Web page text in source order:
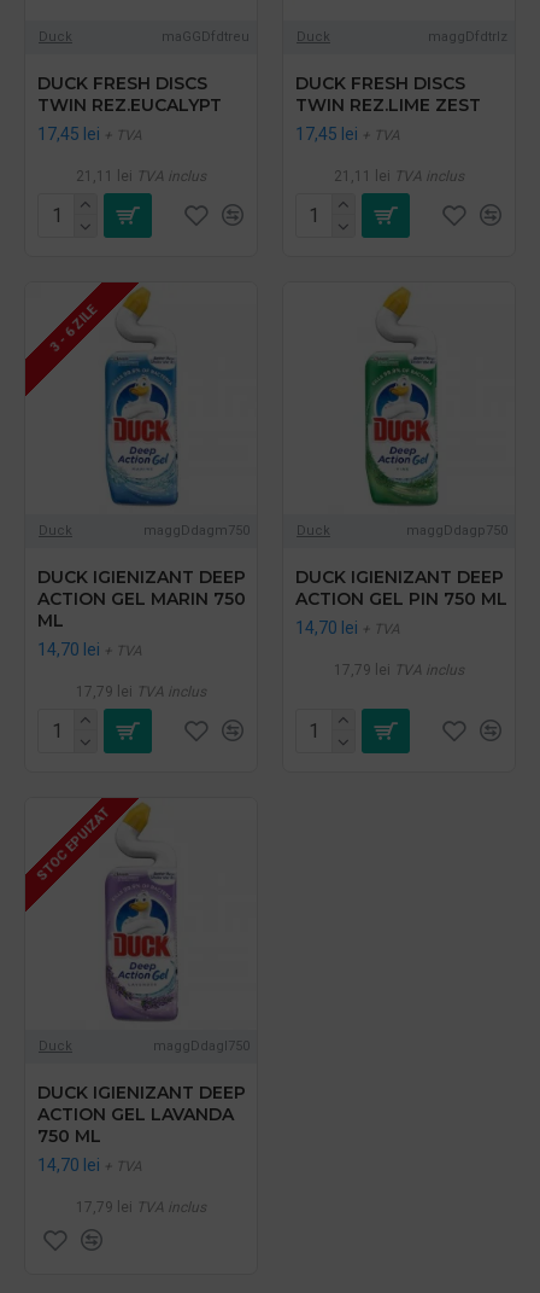
Duck maGGDfdtreu
DUCK FRESH DISCS
TWIN REZ.EUCALYPT
17,45 lei + TVA
21,11 lei TVA inclus
Duck maggDfdtrlz
DUCK FRESH DISCS
TWIN REZ.LIME ZEST
17,45 lei + TVA
21,11 lei TVA inclus
3 - 6 ZILE
Duck maggDdagm750
DUCK IGIENIZANT DEEP
ACTION GEL MARIN 750
ML
14,70 lei + TVA
17,79 lei TVA inclus
Duck maggDdagp750
DUCK IGIENIZANT DEEP
ACTION GEL PIN 750 ML
14,70 lei + TVA
17,79 lei TVA inclus
STOC EPUIZAT
Duck maggDdagl750
DUCK IGIENIZANT DEEP
ACTION GEL LAVANDA
750 ML
14,70 lei + TVA
17,79 lei TVA inclus